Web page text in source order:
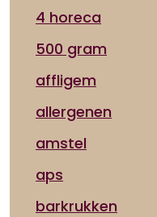
4 horeca
500 gram
affligem
allergenen
amstel
aps
barkrukken